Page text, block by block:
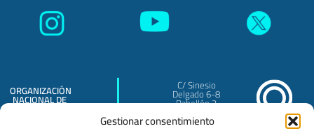
Gestionar consentimiento
ORGANIZACIÓN
NACIONAL DE
C/ Sinesio
Delgado 6-8
Pabellón 3